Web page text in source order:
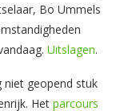
Bo Ummels
Uitslagen.
niet geopend stuk
Het parcours